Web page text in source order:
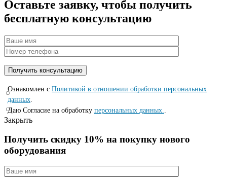
Оставьте заявку, чтобы получить
бесплатную консультацию
Ознакомлен с Политикой в отношении обработки персональных
данных
Даю Согласие на обработку персональных данных.
Закрыть
Получить скидку 10% на покупку нового
оборудования